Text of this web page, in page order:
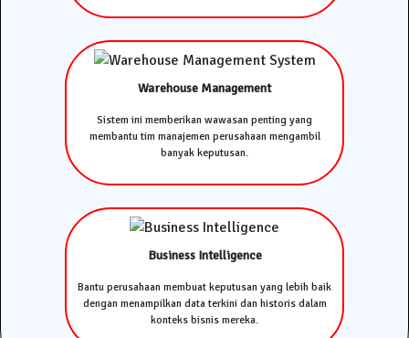
Warehouse Management
Sistem ini memberikan wawasan penting yang
membantu tim manajemen perusahaan mengambil
banyak keputusan.
Business Intelligence
Bantu perusahaan membuat keputusan yang lebih baik
dengan menampilkan data terkini dan historis dalam
konteks bisnis mereka.